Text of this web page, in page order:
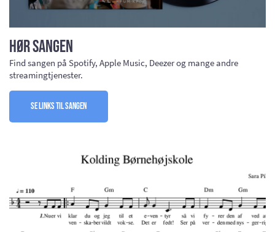
Hør sangen
Find sangen på Spotify, Apple Music, Deezer og mange andre
streamingtjenester.
Se links til sangen